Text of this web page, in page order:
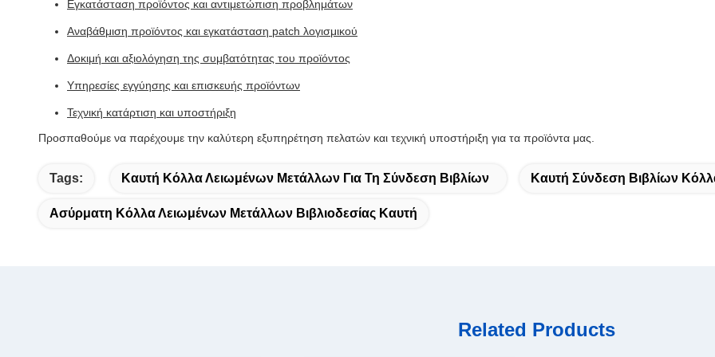
Εγκατάσταση προϊόντος και αντιμετώπιση προβλημάτων
Αναβάθμιση προϊόντος και εγκατάσταση patch λογισμικού
Δοκιμή και αξιολόγηση της συμβατότητας του προϊόντος
Υπηρεσίες εγγύησης και επισκευής προϊόντων
Τεχνική κατάρτιση και υποστήριξη
Προσπαθούμε να παρέχουμε την καλύτερη εξυπηρέτηση πελατών και τεχνική υποστήριξη για τα προϊόντα μας.
Tags: Καυτή Κόλλα Λειωμένων Μετάλλων Για Τη Σύνδεση Βιβλίων Καυτή Σύνδεση Βιβλίων
Ασύρματη Κόλλα Λειωμένων Μετάλλων Βιβλιοδεσίας Καυτή
Related Products